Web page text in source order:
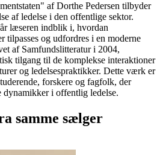
af Dorthe Pedersen tilbyder
af ledelse i den offentlige sektor.
læseren indblik i, hvordan
tilpasses og udfordres i en moderne
af Samfundslitteratur i 2004,
tilgang til de komplekse interaktioner
og ledelsespraktikker. Dette værk er
forskere og fagfolk, der
dynamikker i offentlig ledelse.
samme sælger